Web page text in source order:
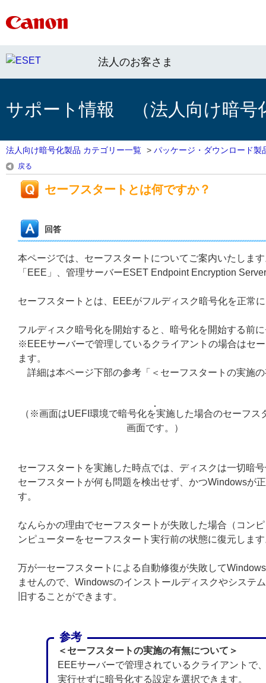
法人のお客さま
サポート情報 （法人向け暗号
法人向け暗号化製品 カテゴリー一覧 > パッケージ・ダウンロード製
戻る
セーフスタートとは何ですか？
回答
本ページでは、セーフスタートについてご案内いたしま
「EEE」、管理サーバーESET Endpoint Encryption
セーフスタートとは、EEEがフルディスク暗号化を正常
フルディスク暗号化を開始すると、暗号化を開始する前
※EEEサーバーで管理しているクライアントの場合はセ
ます。
詳細は本ページ下部の参考「＜セーフスタートの実施
（※画面はUEFI環境で暗号化を実施した場合のセーフス
画面です。）
セーフスタートを実施した時点では、ディスクは一切暗
セーフスタートが何も問題を検出せず、かつWindowsが
す。
なんらかの理由でセーフスタートが失敗した場合（コン
ンピューターをセーフスタート実行前の状態に復元しま
万が一セーフスタートによる自動修復が失敗して
ませんので、Windowsのインストールディスクやシステ
旧することができます。
参考
＜セーフスタートの実施の有無について＞
EEEサーバーで管理されているクライアントで
実行せずに暗号化する設定を選択できます。